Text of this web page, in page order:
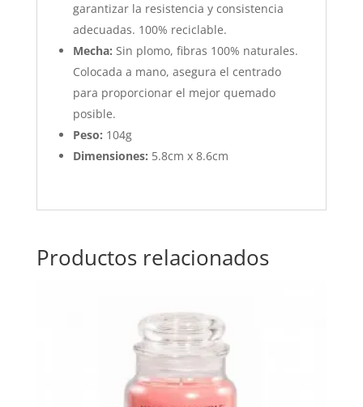
garantizar la resistencia y consistencia
adecuadas. 100% reciclable.
Mecha: Sin plomo, fibras 100% naturales.
Colocada a mano, asegura el centrado
para proporcionar el mejor quemado
posible.
Peso: 104g
Dimensiones: 5.8cm x 8.6cm
Productos relacionados